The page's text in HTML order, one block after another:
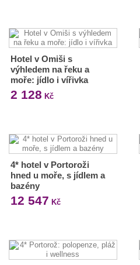
Hotel v Omiši s
výhledem na řeku a
moře: jídlo i vířivka
2 128 Kč
4* hotel v Portoroži
hned u moře, s jídlem a
bazény
12 547 Kč